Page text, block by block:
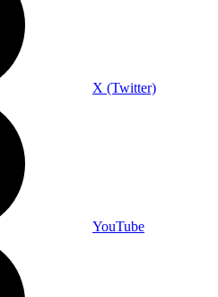
X (Twitter)
YouTube